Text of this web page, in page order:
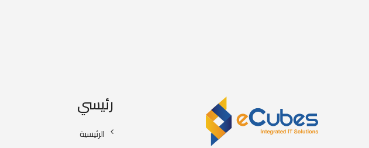
رئيسي
الرئيسية